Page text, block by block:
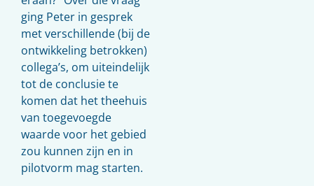
ging Peter in gesprek
met verschillende (bij de
ontwikkeling betrokken)
collega’s, om uiteindelijk
tot de conclusie te
komen dat het theehuis
van toegevoegde
waarde voor het gebied
zou kunnen zijn en in
pilotvorm mag starten.